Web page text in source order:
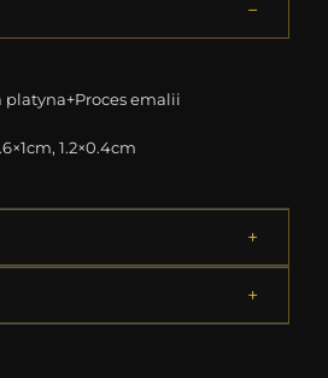
platyna+Proces emalii
1.2×0.4cm